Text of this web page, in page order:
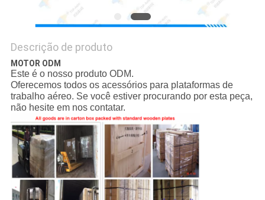
Descrição de produto
MOTOR ODM
Este é o nosso produto ODM.
Oferecemos todos os acessórios para plataformas de
trabalho aéreo. Se você estiver procurando por esta peça,
não hesite em nos contatar.